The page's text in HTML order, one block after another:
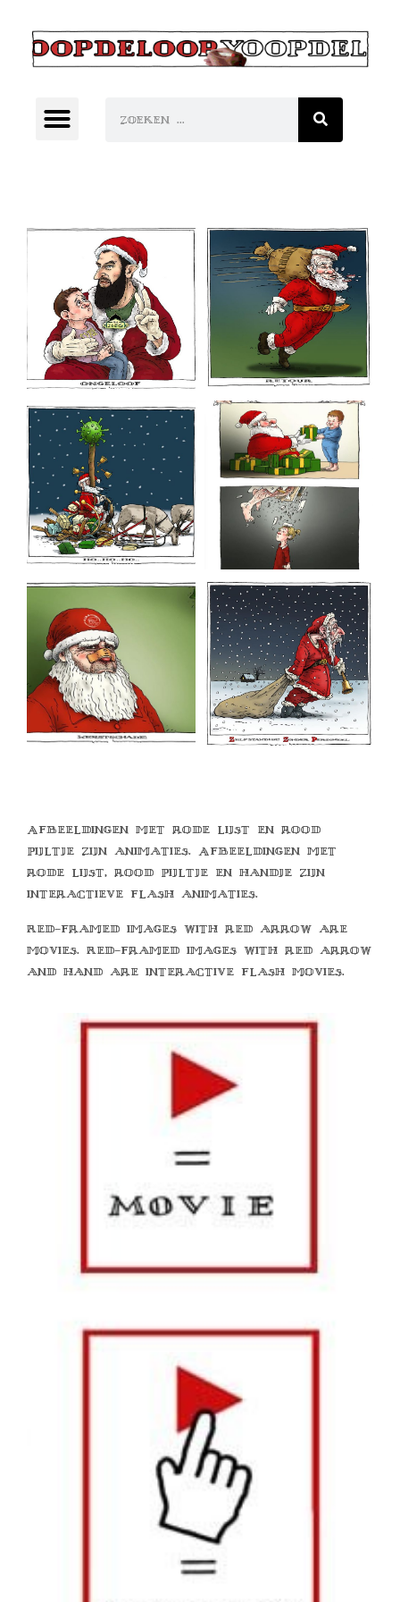
Afbeeldingen met rode lijst en rood
pijltje zijn animaties. Afbeeldingen met
rode lijst, rood pijltje en handje zijn
interactieve flash animaties.
Red-framed images with red arrow are
movies. Red-framed images with red arrow
and hand are interactive flash movies.